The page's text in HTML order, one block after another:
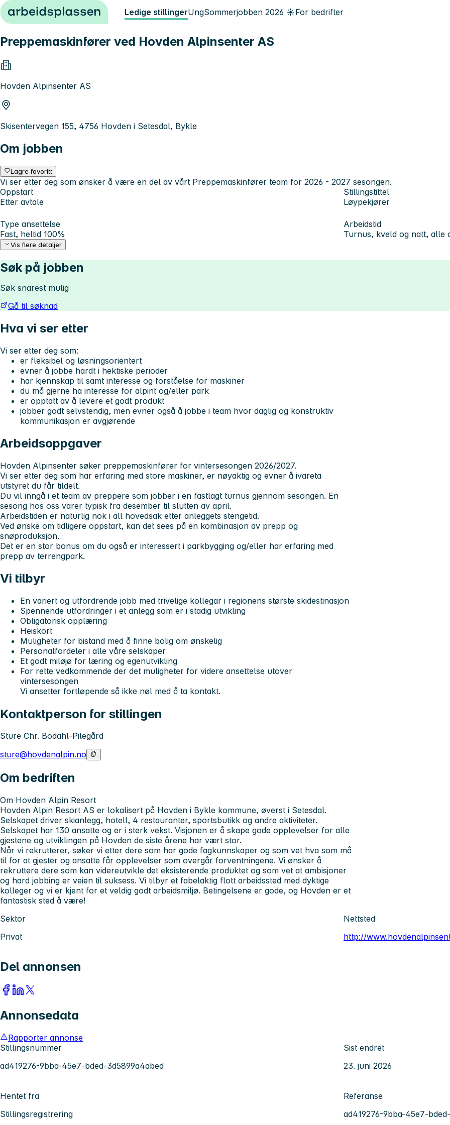
Hopp til innhold Ledige stillingerUngSommerjobben 2026 ☀️For bedrifter
Preppemaskinfører ved Hovden Alpinsenter AS
Hovden Alpinsenter AS
Skisentervegen 155, 4756 Hovden i Setesdal, Bykle
Om jobben
Lagre favoritt
Vi ser etter deg som ønsker å være en del av vårt Preppemaskinfører team for 2026 - 2027 sesongen.
Oppstart
Etter avtale
Stillingstittel
Løypekjører
Type ansettelse
Fast, heltid 100%
Arbeidstid
Turnus, kveld og natt, alle
Vis flere detaljer
Søk på jobben
Søk snarest mulig
Gå til søknad
Hva vi ser etter
Vi ser etter deg som:
er fleksibel og løsningsorientert
evner å jobbe hardt i hektiske perioder
har kjennskap til samt interesse og forståelse for maskiner
du må gjerne ha interesse for alpint og/eller park
er opptatt av å levere et godt produkt
jobber godt selvstendig, men evner også å jobbe i team hvor daglig og konstruktiv
kommunikasjon er avgjørende
Arbeidsoppgaver
Hovden Alpinsenter søker preppemaskinfører for vintersesongen 2026/2027.
Vi ser etter deg som har erfaring med store maskiner, er nøyaktig og evner å ivareta
utstyret du får tildelt.
Du vil inngå i et team av preppere som jobber i en fastlagt turnus gjennom sesongen. En
sesong hos oss varer typisk fra desember til slutten av april.
Arbeidstiden er naturlig nok i all hovedsak etter anleggets stengetid.
Ved ønske om tidligere oppstart, kan det sees på en kombinasjon av prepp og
snøproduksjon.
Det er en stor bonus om du også er interessert i parkbygging og/eller har erfaring med
prepp av terrengpark.
Vi tilbyr
En variert og utfordrende jobb med trivelige kollegar i regionens største skidestinasjon
Spennende utfordringer i et anlegg som er i stadig utvikling
Obligatorisk opplæring
Heiskort
Muligheter for bistand med å finne bolig om ønskelig
Personalfordeler i alle våre selskaper
Et godt miløjø for læring og egenutvikling
For rette vedkommende der det muligheter for videre ansettelse utover
vintersesongen
Vi ansetter fortløpende så ikke nøl med å ta kontakt.
Kontaktperson for stillingen
Sture Chr. Bodahl-Pilegård
sture@hovdenalpin.no
Om bedriften
Om Hovden Alpin Resort
Hovden Alpin Resort AS er lokalisert på Hovden i Bykle kommune, øverst i Setesdal.
Selskapet driver skianlegg, hotell, 4 restauranter, sportsbutikk og andre aktiviteter.
Selskapet har 130 ansatte og er i sterk vekst. Visjonen er å skape gode opplevelser for alle
gjestene og utviklingen på Hovden de siste årene har vært stor.
Når vi rekrutterer, søker vi etter dere som har gode fagkunnskaper og som vet hva som må
til for at gjester og ansatte får opplevelser som overgår forventningene. Vi ønsker å
rekruttere dere som kan videreutvikle det eksisterende produktet og som vet at ambisjoner
og hard jobbing er veien til suksess. Vi tilbyr et fabelaktig flott arbeidssted med dyktige
kolleger og vi er kjent for et veldig godt arbeidsmiljø. Betingelsene er gode, og Hovden er et
fantastisk sted å være!
Sektor
Privat
Nettsted
http://
Del annonsen
Annonsedata
Rapporter annonse
Stillingsnummer
ad419276-9bba-45e7-bded-3d5899a4abed
Sist endret
23. juni 2026
Hentet fra
Stillingsregistrering
Referanse
ad419276-9bba-45e7-